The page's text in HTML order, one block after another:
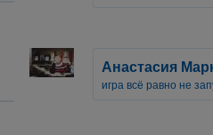
Анастасия
игра всё равно не